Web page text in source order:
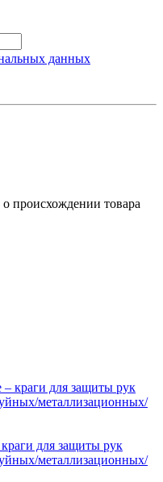
данных
происхождении товара
для защиты рук
металлизационных/